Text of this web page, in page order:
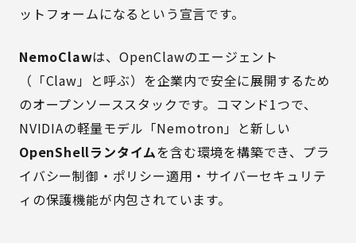
ットフォームになるという宣言です。
NemoClawは、OpenClawのエージェント
（「Claw」と呼ぶ）を企業内で安全に展開するため
のオープンソーススタックです。コマンド1つで、
NVIDIAの軽量モデル「Nemotron」と新しい
OpenShellランタイムを含む環境を構築でき、プラ
イバシー制御・ポリシー適用・サイバーセキュリテ
ィの保護機能が内包されています。